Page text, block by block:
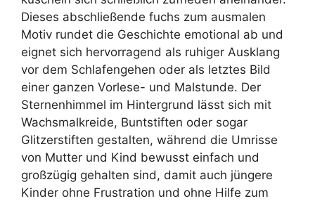
Dieses abschließende fuchs zum ausmalen
Motiv rundet die Geschichte emotional ab und
eignet sich hervorragend als ruhiger Ausklang
vor dem Schlafengehen oder als letztes Bild
einer ganzen Vorlese- und Malstunde. Der
Sternenhimmel im Hintergrund lässt sich mit
Wachsmalkreide, Buntstiften oder sogar
Glitzerstiften gestalten, während die Umrisse
von Mutter und Kind bewusst einfach und
großzügig gehalten sind, damit auch jüngere
Kinder ohne Frustration und ohne Hilfe zum